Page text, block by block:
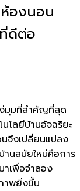
องนอน
ดีต่อ
มุมที่สำคัญที่สุด
โลยีบ้านอัจฉริยะ
จึงเปลี่ยนแปลง
านสมัยใหม่คือการ
าเพื่อจำลอง
าพยิ่งขึ้น